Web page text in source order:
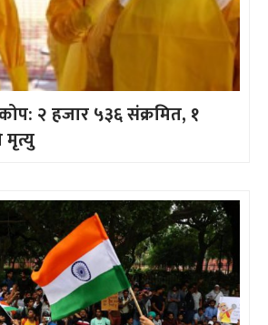
२ हजार ५३६ संक्रमित, १
मृत्यु